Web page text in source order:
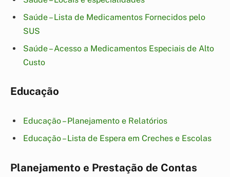
Saúde – Lista de Medicamentos Fornecidos pelo
SUS
Saúde – Acesso a Medicamentos Especiais de Alto
Custo
Educação
Educação – Planejamento e Relatórios
Educação – Lista de Espera em Creches e Escolas
Planejamento e Prestação de Contas